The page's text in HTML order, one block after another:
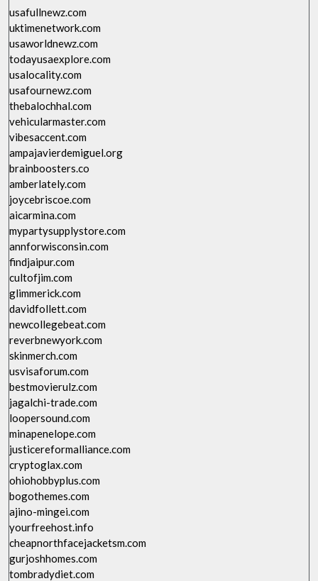
usafullnewz.com
uktimenetwork.com
usaworldnewz.com
todayusaexplore.com
usalocality.com
usafournewz.com
thebalochhal.com
vehicularmaster.com
vibesaccent.com
ampajavierdemiguel.org
brainboosters.co
amberlately.com
joycebriscoe.com
aicarmina.com
mypartysupplystore.com
annforwisconsin.com
findjaipur.com
cultofjim.com
glimmerick.com
davidfollett.com
newcollegebeat.com
reverbnewyork.com
skinmerch.com
usvisaforum.com
bestmovierulz.com
jagalchi-trade.com
loopersound.com
minapenelope.com
justicereformalliance.com
cryptoglax.com
ohiohobbyplus.com
bogothemes.com
ajino-mingei.com
yourfreehost.info
cheapnorthfacejacketsm.com
gurjoshhomes.com
tombradydiet.com